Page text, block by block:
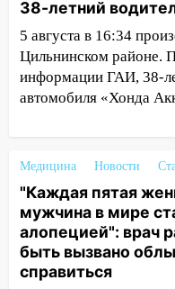
15:27
капремонт
15:08 В
проверки
пешеходных
запретили
50-метровом
14:22 В Новом
большой
мотофристайлом
«Мураками»
38-летний
5 августа в 16:34
Цильнинском районе.
информации ГАИ, 38-
автомобиля «Хонда
Медицина Новости
"Каждая пятая
мужчина в мире
алопецией": врач
быть вызвано
справиться